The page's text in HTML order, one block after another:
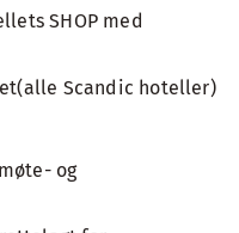
SHOP med
Scandic hoteller)
og